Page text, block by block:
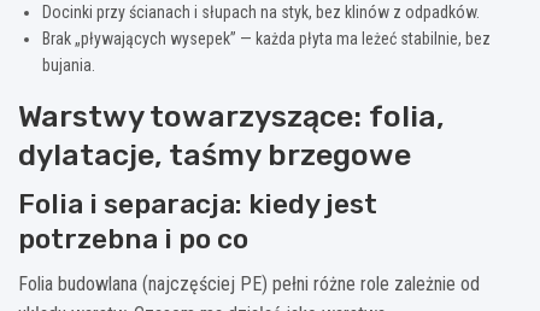
Docinki przy ścianach i słupach na styk, bez klinów z odpadków.
Brak „pływających wysepek” — każda płyta ma leżeć stabilnie, bez
bujania.
Warstwy towarzyszące: folia,
dylatacje, taśmy brzegowe
Folia i separacja: kiedy jest
potrzebna i po co
Folia budowlana (najczęściej PE) pełni różne role zależnie od